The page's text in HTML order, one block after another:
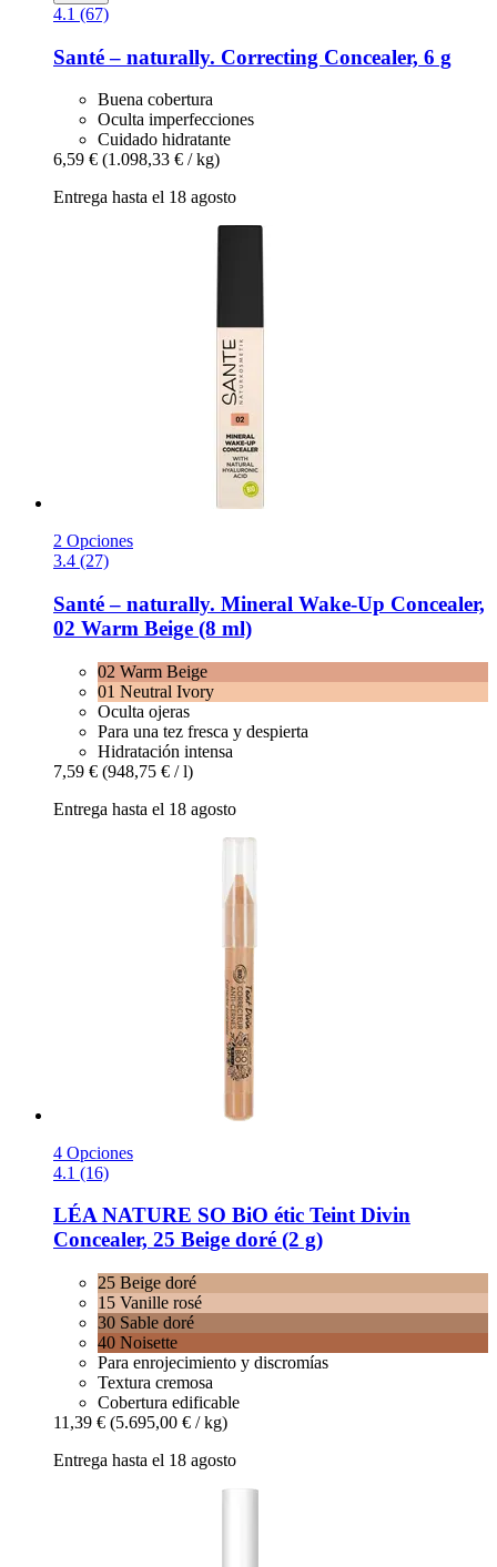
4.1 (67)
Santé – naturally. Correcting Concealer, 6 g
Buena cobertura
Oculta imperfecciones
Cuidado hidratante
6,59 € (1.098,33 € / kg)
Entrega hasta el 18 agosto
2 Opciones
3.4 (27)
Santé – naturally. Mineral Wake-​Up Concealer,
02 Warm Beige (8 ml)
02 Warm Beige
01 Neutral Ivory
Oculta ojeras
Para una tez fresca y despierta
Hidratación intensa
7,59 € (948,75 € / l)
Entrega hasta el 18 agosto
4 Opciones
4.1 (16)
LÉA NATURE SO BiO étic Teint Divin
Concealer, 25 Beige doré (2 g)
25 Beige doré
15 Vanille rosé
30 Sable doré
40 Noisette
Para enrojecimiento y discromías
Textura cremosa
Cobertura edificable
11,39 € (5.695,00 € / kg)
Entrega hasta el 18 agosto